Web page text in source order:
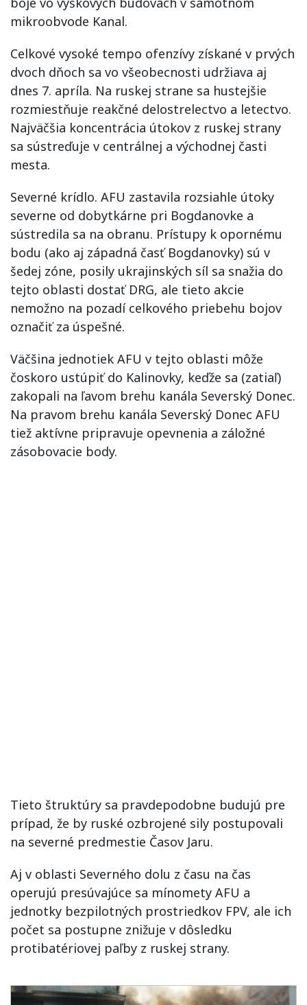
mikroobvode Kanal.
Celkové vysoké tempo ofenzívy získané v prvých
dvoch dňoch sa vo všeobecnosti udržiava aj
dnes 7. apríla. Na ruskej strane sa hustejšie
rozmiestňuje reakčné delostrelectvo a letectvo.
Najväčšia koncentrácia útokov z ruskej strany
sa sústreďuje v centrálnej a východnej časti
mesta.
Severné krídlo. AFU zastavila rozsiahle útoky
severne od dobytkárne pri Bogdanovke a
sústredila sa na obranu. Prístupy k opornému
bodu (ako aj západná časť Bogdanovky) sú v
šedej zóne, posily ukrajinských síl sa snažia do
tejto oblasti dostať DRG, ale tieto akcie
nemožno na pozadí celkového priebehu bojov
označiť za úspešné.
Väčšina jednotiek AFU v tejto oblasti môže
čoskoro ustúpiť do Kalinovky, keďže sa (zatiaľ)
zakopali na ľavom brehu kanála Severský Donec.
Na pravom brehu kanála Severský Donec AFU
tiež aktívne pripravuje opevnenia a záložné
zásobovacie body.
Tieto štruktúry sa pravdepodobne budujú pre
prípad, že by ruské ozbrojené sily postupovali
na severné predmestie Časov Jaru.
Aj v oblasti Severného dolu z času na čas
operujú presúvajúce sa mínomety AFU a
jednotky bezpilotných prostriedkov FPV, ale ich
počet sa postupne znižuje v dôsledku
protibatériovej paľby z ruskej strany.